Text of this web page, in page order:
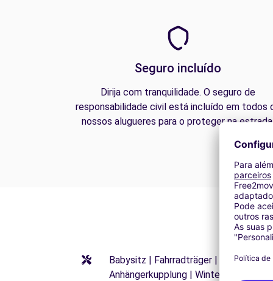
Seguro incluído
Dirija com tranquilidade. O seguro de
responsabilidade civil está incluído em todos
nossos alugueres para o proteger na
Babysitz | Fahrradträger |
Anhängerkupplung | Winterreifen